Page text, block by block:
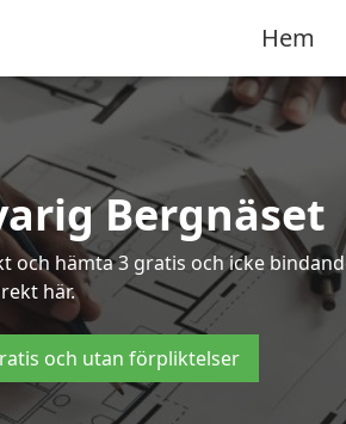
Hem
Bergnäset
hämta 3 gratis och icke
här.
och utan förpliktelser